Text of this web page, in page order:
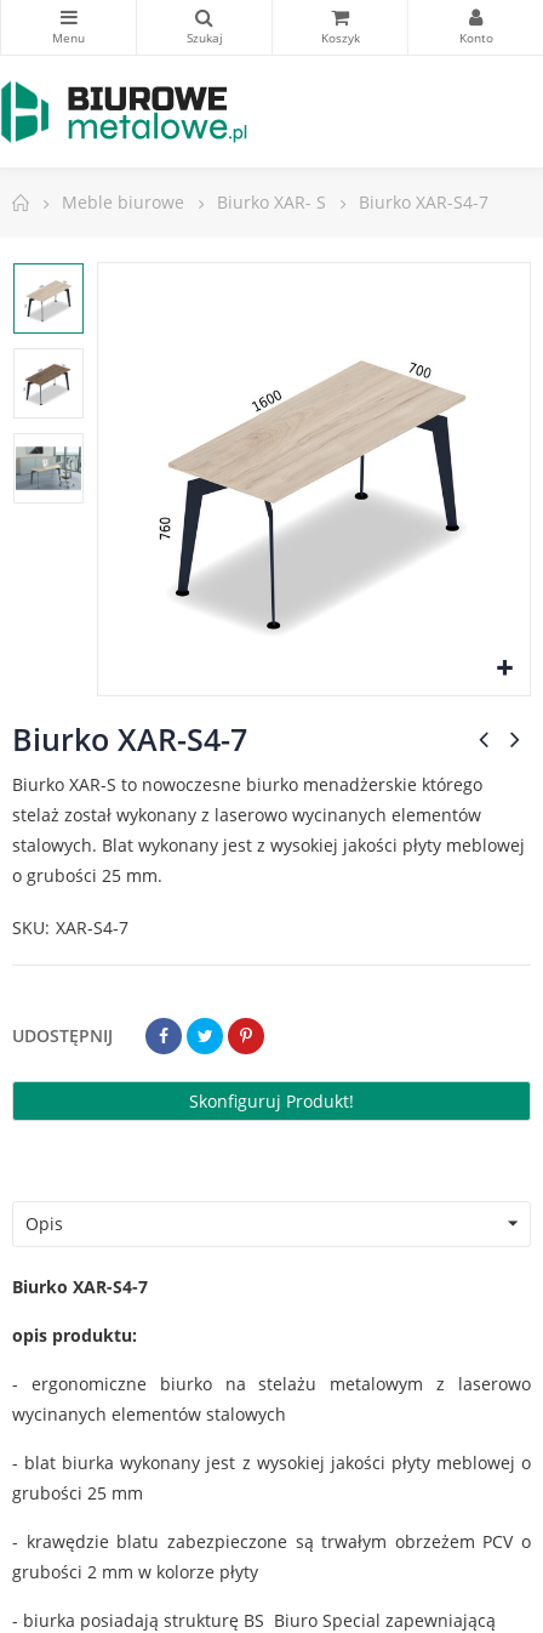
Meble biurowe Biurko XAR- S Biurko XAR-S4-7
Biurko XAR-S4-7
Biurko XAR-S to nowoczesne biurko menadżerskie którego
stelaż został wykonany z laserowo wycinanych elementów
stalowych. Blat wykonany jest z wysokiej jakości płyty meblowej
o grubości 25 mm.
SKU XAR-S4-7
UDOSTĘPNIJ
Skonfiguruj Produkt!
Opis
Biurko XAR-S4-7
opis produktu:
- ergonomiczne biurko
na stelażu metalowym z laserowo
wycinanych elementów stalowych
- blat biurka wykonany jest z wysokiej jakości płyty meblowej o
grubości 25 mm
- krawędzie blatu zabezpieczone są trwałym obrzeżem PCV o
grubości 2 mm w kolorze płyty
- biurka posiadają strukturę BS Biuro Special zapewniającą